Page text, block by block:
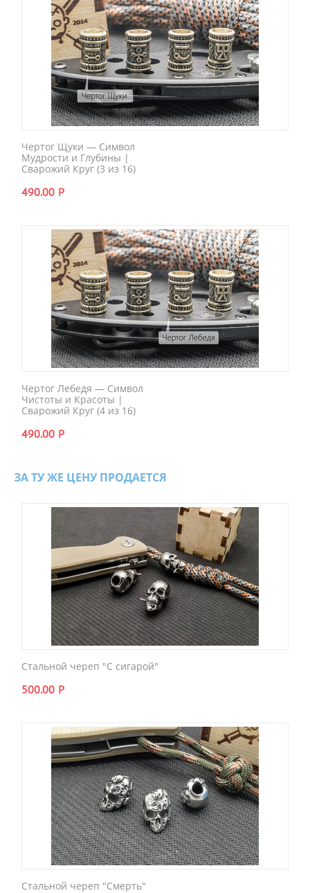
Чертог Щуки — Символ
Мудрости и Глубины |
Сварожий Круг (3 из 16)
490.00 Р
Чертог Лебедя — Символ
Чистоты и Красоты |
Сварожий Круг (4 из 16)
490.00 Р
ЗА ТУ ЖЕ ЦЕНУ ПРОДАЕТСЯ
Стальной череп "С сигарой"
500.00 Р
Стальной череп "Смерть"